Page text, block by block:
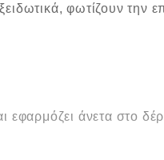
φωτίζουν την
εφαρμόζει άνετα στο